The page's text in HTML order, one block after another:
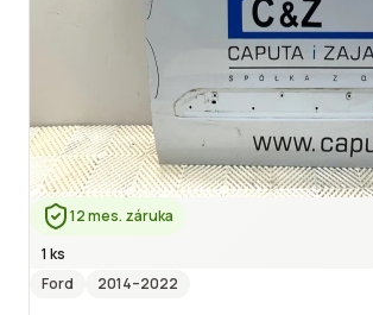
12 mes. záruka
1 ks
Ford
2014–2022